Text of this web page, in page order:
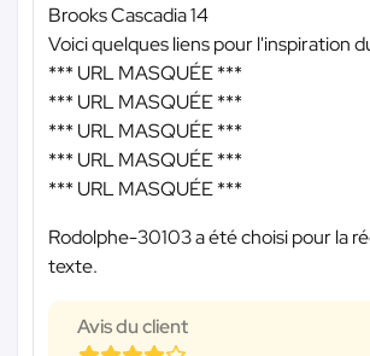
Brooks Cascadia 14
Voici quelques liens pour l'inspiration
*** URL MASQUÉE ***
*** URL MASQUÉE ***
*** URL MASQUÉE ***
*** URL MASQUÉE ***
*** URL MASQUÉE ***
Rodolphe-30103 a été choisi pour la
texte.
Avis du client